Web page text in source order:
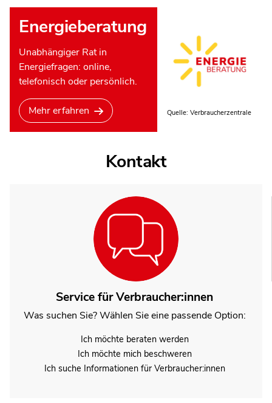
Energieberatung
Unabhängiger Rat in
Energiefragen: online,
telefonisch oder persönlich.
Mehr erfahren Quelle: Verbraucherzentrale
Kontakt
Service für Verbraucher:innen
Was suchen Sie? Wählen Sie eine passende Option:
Ich möchte beraten werden
Ich möchte mich beschweren
Ich suche Informationen für Verbraucher:innen